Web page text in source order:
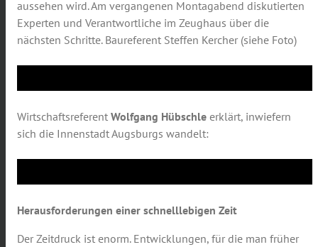
aussehen wird. Am vergangenen Montagabend diskutierten
Experten und Verantwortliche im Zeughaus über die
nächsten Schritte. Baureferent Steffen Kercher (siehe Foto)
Wirtschaftsreferent Wolfgang Hübschle erklärt, inwiefern
sich die Innenstadt Augsburgs wandelt:
Herausforderungen einer schnelllebigen Zeit
Der Zeitdruck ist enorm. Entwicklungen, für die man früher